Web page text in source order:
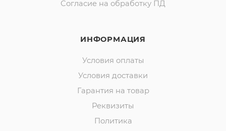
Согласие на обработку ПД
ИНФОРМАЦИЯ
Условия оплаты
Условия доставки
Гарантия на товар
Реквизиты
Политика